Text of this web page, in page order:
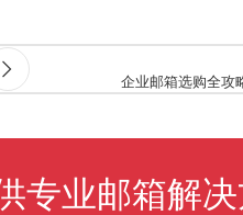
企业邮箱选购全攻
专业邮箱解